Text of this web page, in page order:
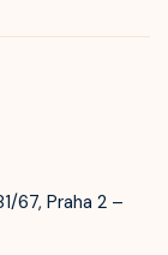
67, Praha 2 –